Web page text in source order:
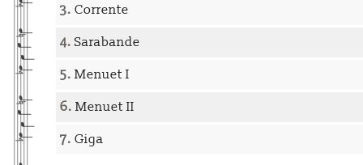
3. Corrente
4. Sarabande
5. Menuet I
6. Menuet II
7. Giga